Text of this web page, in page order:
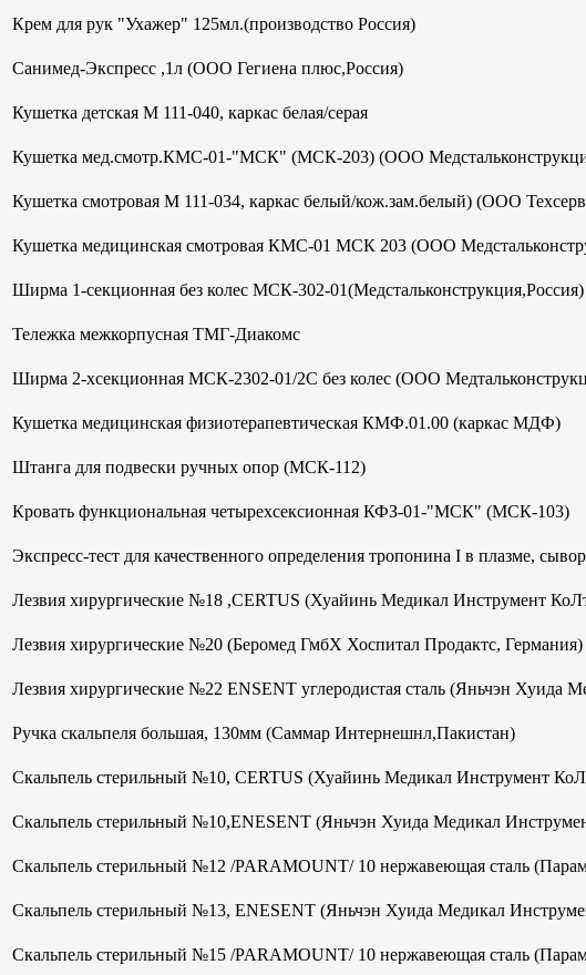
Крем для рук "Ухажер" 125мл.(производство Россия)
Санимед-Экспресс ,1л (ООО Гегиена плюс,Россия)
Кушетка детская М 111-040, каркас белая/серая
Кушетка мед.смотр.КМС-01-"МСК" (МСК-203) (ООО
Кушетка смотровая М 111-034, каркас белый/кож.зам.белый) (ООО
Кушетка медицинская смотровая КМС-01 МСК 203 (ООО
Ширма 1-секционная без колес МСК-302-01(Медстальконструкция,Россия)
Тележка межкорпусная ТМГ-Диакомс
Ширма 2-хсекционная МСК-2302-01/2С без колес (ООО
Кушетка медицинская физиотерапевтическая КМФ.01.00 (каркас МДФ)
Штанга для подвески ручных опор (МСК-112)
Кровать функциональная четырехсексионная КФЗ-01-"МСК" (МСК-103)
Экспресс-тест для качественного определения тропонина I в плазме,
Лезвия хирургические №18 ,CERTUS (Хуайинь Медикал Инструмент
Лезвия хирургические №20 (Беромед ГмбХ Хоспитал Продактс, Германия)
Лезвия хирургические №22 ENSENT углеродистая сталь (Яньчэн
Ручка скальпеля большая, 130мм (Саммар Интернешнл,Пакистан)
Скальпель стерильный №10, CERTUS (Хуайинь Медикал Инструмент
Скальпель стерильный №10,ENESENT (Яньчэн Хуида Медикал
Скальпель стерильный №12 /PARAMOUNT/ 10 нержавеющая сталь
Скальпель стерильный №13, ENESENT (Яньчэн Хуида Медикал
Скальпель стерильный №15 /PARAMOUNT/ 10 нержавеющая сталь